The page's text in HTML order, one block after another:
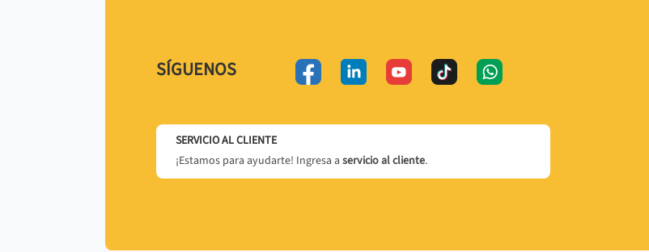
SÍGUENOS
SERVICIO AL CLIENTE
¡Estamos para ayudarte! Ingresa a servicio al cliente.